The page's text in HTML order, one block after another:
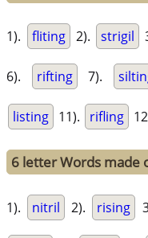
1). fliting 2). strigil
6). rifting 7).
listing 11). rifling
6 letter Words made
1). nitril 2). rising